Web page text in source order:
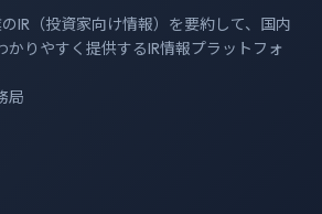
IR（投資家向け情報）を要約して、国内
かりやすく提供するIR情報プラットフォ
局